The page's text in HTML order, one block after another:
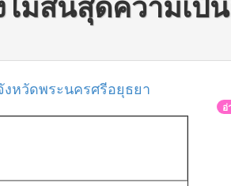
หวัดพระนครศรีอยุธยา
อ่